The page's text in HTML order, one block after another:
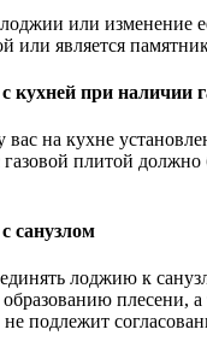
или изменение
или является
кухней при наличии
на кухне
плитой
санузлом
лоджию к
плесени,
подлежит